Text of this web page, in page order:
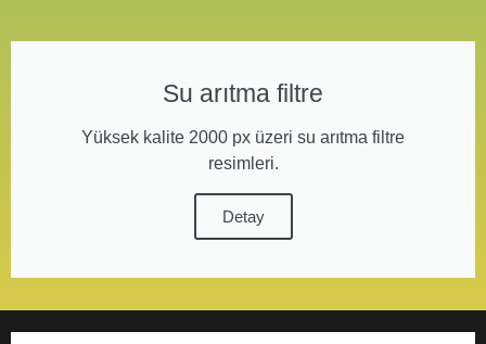
Su arıtma filtre
Yüksek kalite 2000 px üzeri su arıtma filtre
resimleri.
Detay